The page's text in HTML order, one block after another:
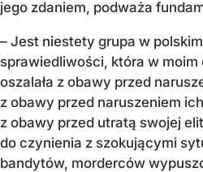
jego zdaniem, podważa
– Jest niestety grupa w
sprawiedliwości, która w
oszalała z obawy przed
z obawy przed naruszeniem
z obawy przed utratą swojej
do czynienia z szokującymi
bandytów, morderców